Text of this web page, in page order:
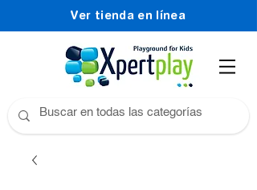
Ver tienda en línea